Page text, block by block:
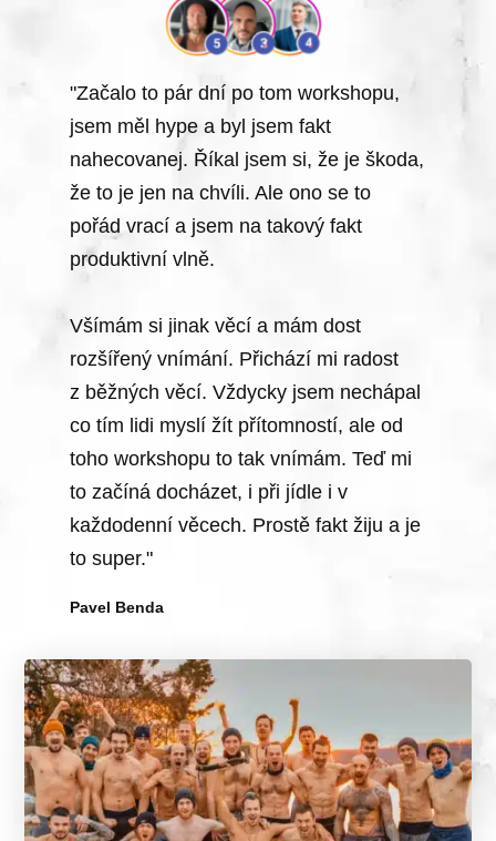
"Začalo to pár dní po tom workshopu,
jsem měl hype a byl jsem fakt
nahecovanej. Říkal jsem si, že je škoda,
že to je jen na chvíli. Ale ono se to
pořád vrací a jsem na takový fakt
produktivní vlně.
Všímám si jinak věcí a mám dost
rozšířený vnímání. Přichází mi radost
z běžných věcí. Vždycky jsem nechápal
co tím lidi myslí žít přítomností, ale od
toho workshopu to tak vnímám. Teď mi
to začíná docházet, i při jídle i v
každodenní věcech. Prostě fakt žiju a je
to super."
Pavel Benda